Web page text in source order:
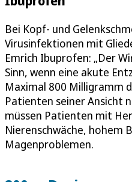
Bei Kopf- und
Virusinfektionen mit
Emrich Ibuprofen: „Der
Sinn, wenn eine akute
Maximal 800 Milligramm
Patienten seiner Ansicht
müssen Patienten mit
Nierenschwäche, hohem
Magenproblemen.